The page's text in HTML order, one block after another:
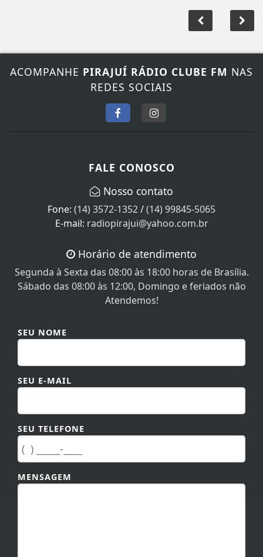
ACOMPANHE PIRAJUÍ RÁDIO CLUBE FM NAS
REDES SOCIAIS
FALE CONOSCO
Nosso contato
Fone: (14) 3572-1352/(14) 99845-5065
E-mail: radiopirajui@yahoo.com.br
Horário de atendimento
Segunda à Sexta das 08:00 às 18:00 horas de Brasília.
Sábado das 08:00 às 12:00, Domingo e feriados não
Atendemos!
SEU NOME
SEU E-MAIL
SEU TELEFONE
MENSAGEM